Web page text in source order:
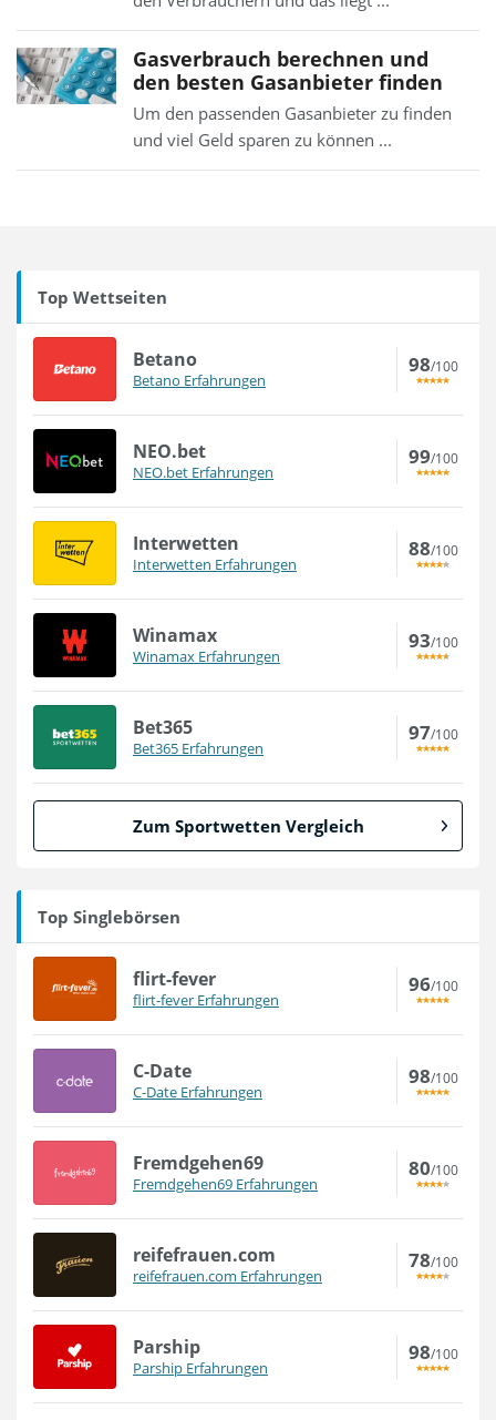
Gasverbrauch berechnen und
den besten Gasanbieter finden
Um den passenden Gasanbieter zu finden
und viel Geld sparen zu können ...
Top Wettseiten
Betano
Betano Erfahrungen
98/100
NEO.bet
NEO.bet Erfahrungen
99/100
Interwetten
Interwetten Erfahrungen
88/100
Winamax
Winamax Erfahrungen
93/100
Bet365
Bet365 Erfahrungen
97/100
Zum Sportwetten Vergleich
Top Singlebörsen
flirt-fever
flirt-fever Erfahrungen
96/100
C-Date
C-Date Erfahrungen
98/100
Fremdgehen69
Fremdgehen69 Erfahrungen
80/100
reifefrauen.com
reifefrauen.com Erfahrungen
78/100
Parship
Parship Erfahrungen
98/100